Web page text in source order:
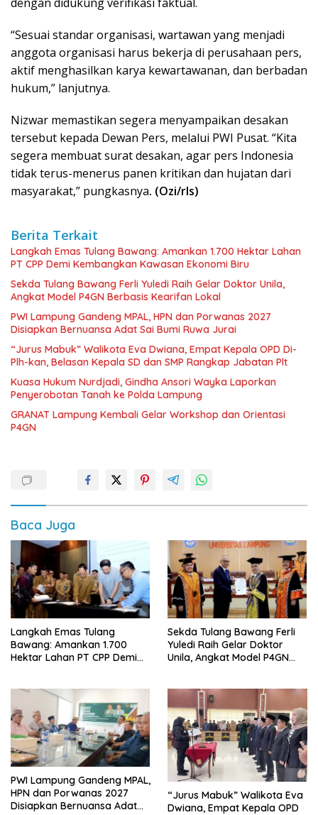
“Sesuai standar organisasi, wartawan yang menjadi
anggota organisasi harus bekerja di perusahaan pers,
aktif menghasilkan karya kewartawanan, dan berbadan
hukum,” lanjutnya.
Nizwar memastikan segera menyampaikan desakan
tersebut kepada Dewan Pers, melalui PWI Pusat. “Kita
segera membuat surat desakan, agar pers Indonesia
tidak terus-menerus panen kritikan dan hujatan dari
masyarakat,” pungkasnya. (Ozi/rls)
Berita Terkait
Langkah Emas Tulang Bawang: Amankan 1.700 Hektar Lahan
PT CPP Demi Kembangkan Kawasan Ekonomi Biru
Sekda Tulang Bawang Ferli Yuledi Raih Gelar Doktor Unila,
Angkat Model P4GN Berbasis Kearifan Lokal
PWI Lampung Gandeng MPAL, HPN dan Porwanas 2027
Disiapkan Bernuansa Adat Sai Bumi Ruwa Jurai
“Jurus Mabuk” Walikota Eva Dwiana, Empat Kepala OPD Di-
Plh-kan, Belasan Kepala SD dan SMP Rangkap Jabatan Plt
Kuasa Hukum Nurdjadi, Gindha Ansori Wayka Laporkan
Penyerobotan Tanah ke Polda Lampung
GRANAT Lampung Kembali Gelar Workshop dan Orientasi
P4GN
Baca Juga
Langkah Emas Tulang
Bawang: Amankan 1.700
Hektar Lahan PT CPP Demi
Sekda Tulang Bawang Ferli
Yuledi Raih Gelar Doktor
Unila, Angkat Model P4GN
PWI Lampung Gandeng MPAL,
HPN dan Porwanas 2027
Disiapkan Bernuansa Adat
“Jurus Mabuk” Walikota Eva
Dwiana, Empat Kepala OPD